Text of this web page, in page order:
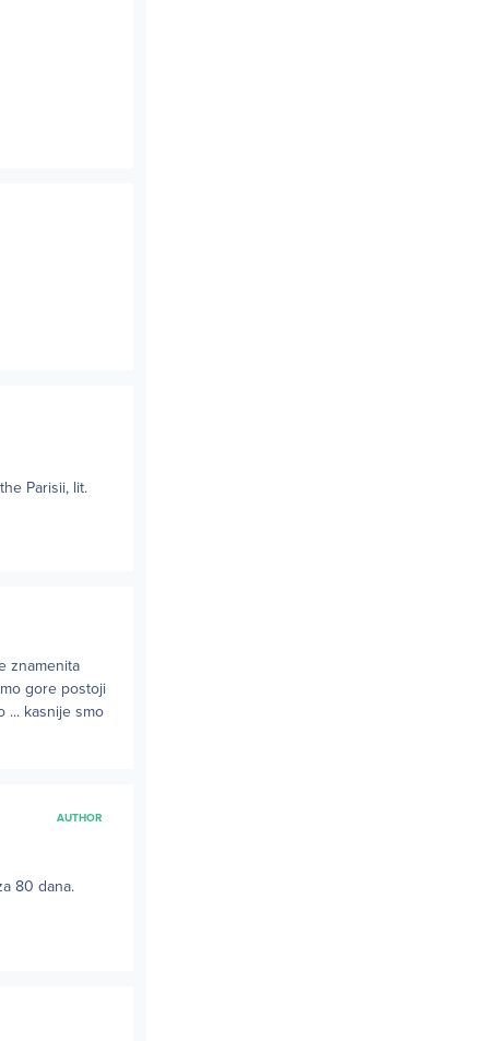
Parisii, lit.
znamenita
gore postoji
... kasnije smo
AUTHOR
80 dana.